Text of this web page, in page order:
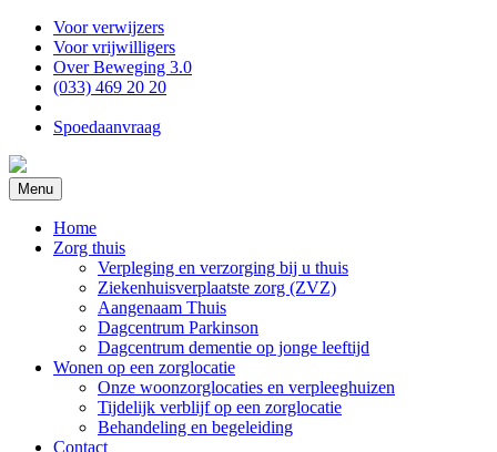
Voor verwijzers
Voor vrijwilligers
Over Beweging 3.0
(033) 469 20 20
Spoedaanvraag
Menu
Home
Zorg thuis
Verpleging en verzorging bij u thuis
Ziekenhuisverplaatste zorg (ZVZ)
Aangenaam Thuis
Dagcentrum Parkinson
Dagcentrum dementie op jonge leeftijd
Wonen op een zorglocatie
Onze woonzorglocaties en verpleeghuizen
Tijdelijk verblijf op een zorglocatie
Behandeling en begeleiding
Contact